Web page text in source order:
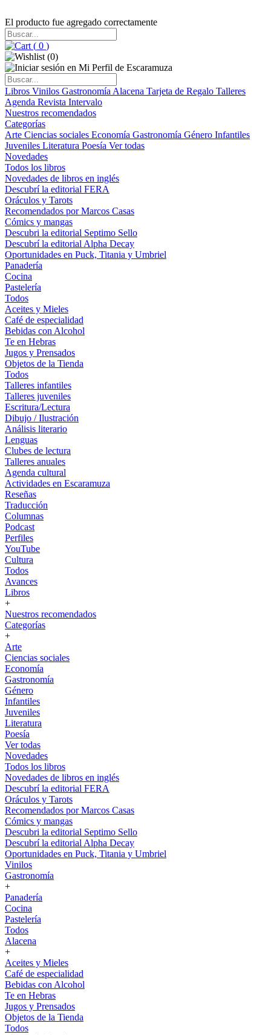
El producto fue agregado correctamente
( 0 )
(0)
Libros Vinilos Gastronomía Alacena Tarjeta de Regalo Talleres
Agenda Revista Intervalo
Nuestros recomendados
Categorías
Arte Ciencias sociales Economía Gastronomía Género Infantiles
Juveniles Literatura Poesía Ver todas
Novedades
Todos los libros
Novedades de libros en inglés
Descubrí la editorial FERA
Oráculos y Tarots
Recomendados por Marcos Casas
Cómics y mangas
Descubri la editorial Septimo Sello
Descubrí la editorial Alpha Decay
Oportunidades en Puck, Titania y Umbriel
Panadería
Cocina
Pastelería
Todos
Aceites y Mieles
Café de especialidad
Bebidas con Alcohol
Te en Hebras
Jugos y Prensados
Objetos de la Tienda
Todos
Talleres infantiles
Talleres juveniles
Escritura/Lectura
Dibujo / Ilustración
Análisis literario
Lenguas
Clubes de lectura
Talleres anuales
Agenda cultural
Actividades en Escaramuza
Reseñas
Traducción
Columnas
Podcast
Perfiles
YouTube
Cultura
Todos
Avances
Libros
+
Nuestros recomendados
Categorías
+
Arte
Ciencias sociales
Economía
Gastronomía
Género
Infantiles
Juveniles
Literatura
Poesía
Ver todas
Novedades
Todos los libros
Novedades de libros en inglés
Descubrí la editorial FERA
Oráculos y Tarots
Recomendados por Marcos Casas
Cómics y mangas
Descubri la editorial Septimo Sello
Descubrí la editorial Alpha Decay
Oportunidades en Puck, Titania y Umbriel
Vinilos
Gastronomía
+
Panadería
Cocina
Pastelería
Todos
Alacena
+
Aceites y Mieles
Café de especialidad
Bebidas con Alcohol
Te en Hebras
Jugos y Prensados
Objetos de la Tienda
Todos